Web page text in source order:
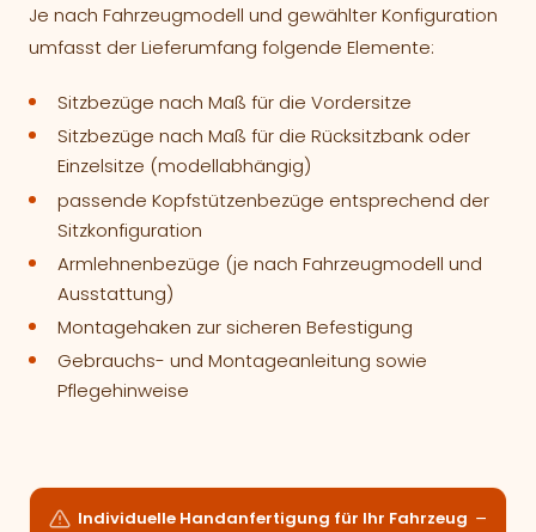
Je nach Fahrzeugmodell und gewählter Konfiguration
umfasst der Lieferumfang folgende Elemente:
Sitzbezüge nach Maß für die Vordersitze
Sitzbezüge nach Maß für die Rücksitzbank oder
Einzelsitze (modellabhängig)
passende Kopfstützenbezüge entsprechend der
Sitzkonfiguration
Armlehnenbezüge (je nach Fahrzeugmodell und
Ausstattung)
Montagehaken zur sicheren Befestigung
Gebrauchs- und Montageanleitung sowie
Pflegehinweise
Individuelle Handanfertigung für Ihr Fahrzeug